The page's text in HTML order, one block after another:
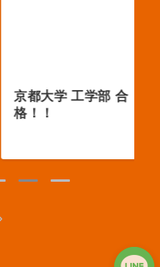
京都大学 工学部 合
格！！